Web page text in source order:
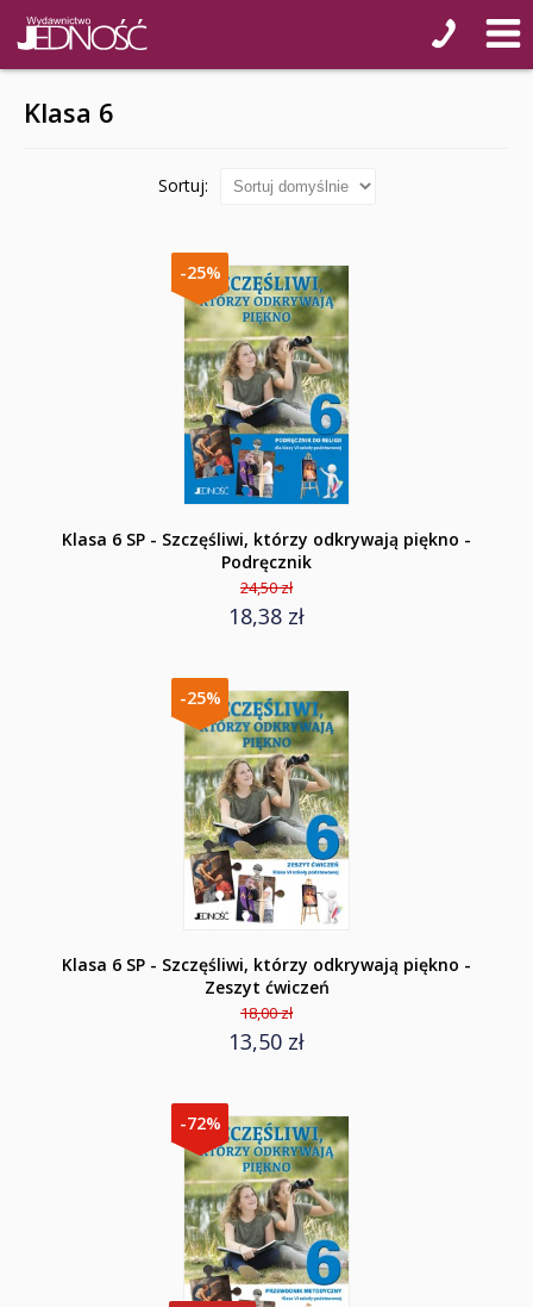
Klasa 6
Sortuj:
-25%
Klasa 6 SP - Szczęśliwi, którzy odkrywają piękno -
Podręcznik
24,50 zł
18,38 zł
-25%
Klasa 6 SP - Szczęśliwi, którzy odkrywają piękno -
Zeszyt ćwiczeń
18,00 zł
13,50 zł
-72%